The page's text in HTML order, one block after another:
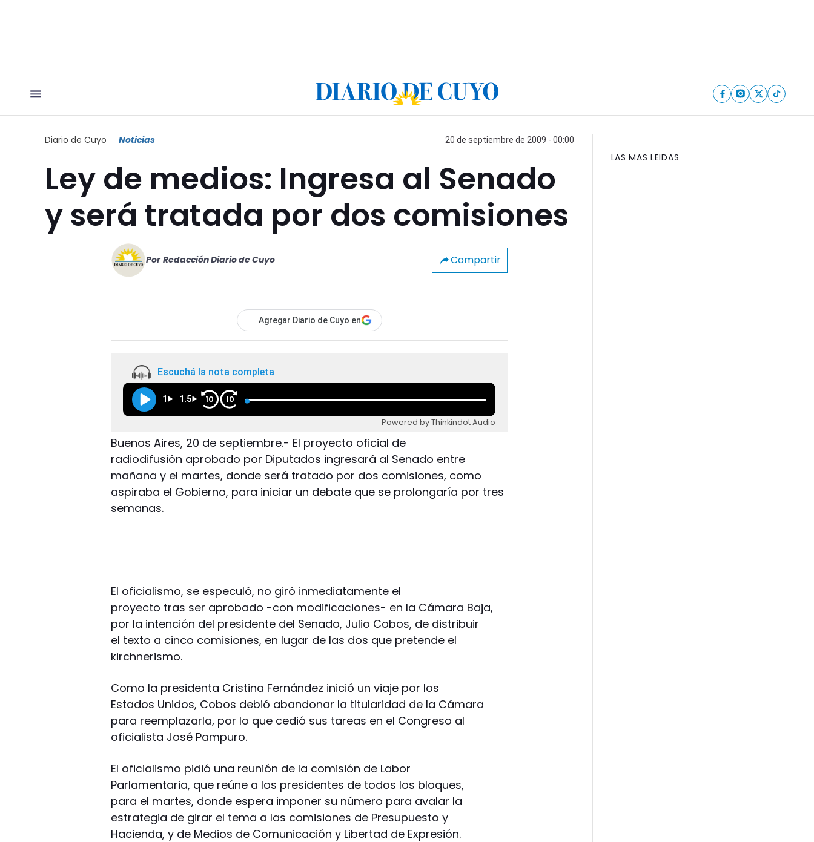
Diario de Cuyo Noticias 20 de septiembre de 2009 - 00:00
Ley de medios: Ingresa al Senado
y será tratada por dos comisiones
Por Redacción Diario de Cuyo Compartir
Agregar Diario de Cuyo en
Escuchá la nota completa
1 1.5 10 10
Powered by Thinkindot Audio
Buenos Aires, 20 de septiembre.- El proyecto oficial de
radiodifusión aprobado por Diputados ingresará al Senado entre
mañana y el martes, donde será tratado por dos comisiones, como
aspiraba el Gobierno, para iniciar un debate que se prolongaría por tres
semanas.
El oficialismo, se especuló, no giró inmediatamente el
proyecto tras ser aprobado -con modificaciones- en la Cámara Baja,
por la intención del presidente del Senado, Julio Cobos, de distribuir
el texto a cinco comisiones, en lugar de las dos que pretende el
kirchnerismo.
Como la presidenta Cristina Fernández inició un viaje por los
Estados Unidos, Cobos debió abandonar la titularidad de la Cámara
para reemplazarla, por lo que cedió sus tareas en el Congreso al
oficialista José Pampuro.
El oficialismo pidió una reunión de la comisión de Labor
Parlamentaria, que reúne a los presidentes de todos los bloques,
para el martes, donde espera imponer su número para avalar la
estrategia de girar el tema a las comisiones de Presupuesto y
Hacienda, y de Medios de Comunicación y Libertad de Expresión.
LAS MAS LEIDAS